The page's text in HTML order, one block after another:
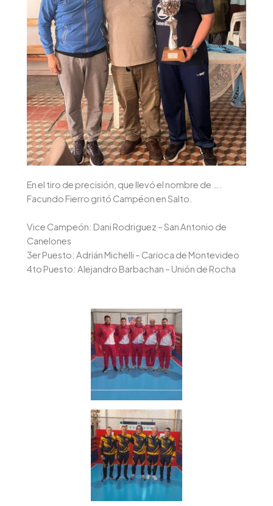
En el tiro de precisión, que llevó el nombre de ….
Facundo Fierro gritó Campéon en Salto.
Vice Campeón: Dani Rodriguez – San Antonio de
Canelones
3er Puesto: Adrián Michelli – Carioca de Montevideo
4to Puesto: Alejandro Barbachan – Unión de Rocha